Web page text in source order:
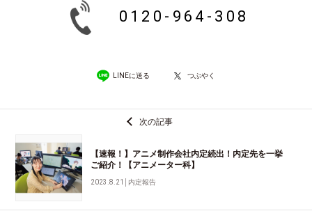
0120-964-308
LINEに送る つぶやく
次の記事
【速報！】アニメ制作会社内定続出！内定先を一挙
ご紹介！【アニメーター科】
2023.8.21 内定報告